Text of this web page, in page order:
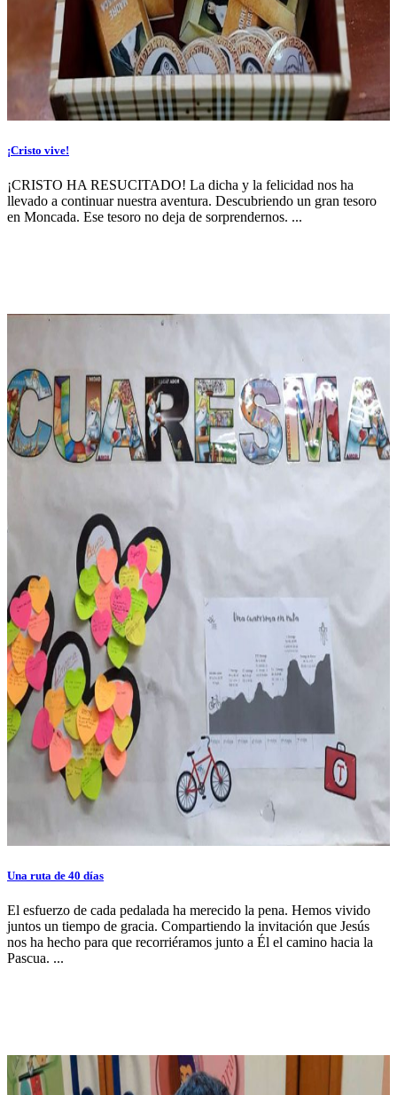
¡Cristo vive!
¡CRISTO HA RESUCITADO! La dicha y la felicidad nos ha
llevado a continuar nuestra aventura. Descubriendo un gran tesoro
en Moncada. Ese tesoro no deja de sorprendernos. ...
Una ruta de 40 días
El esfuerzo de cada pedalada ha merecido la pena. Hemos vivido
juntos un tiempo de gracia. Compartiendo la invitación que Jesús
nos ha hecho para que recorriéramos junto a Él el camino hacia la
Pascua. ...